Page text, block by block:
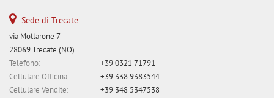
Sede di Trecate
via Mottarone 7
28069 Trecate (NO)
Telefono:
+39 0321 71791
Cellulare Officina:
+39 338 9383544
Cellulare Vendite:
+39 348 5347538